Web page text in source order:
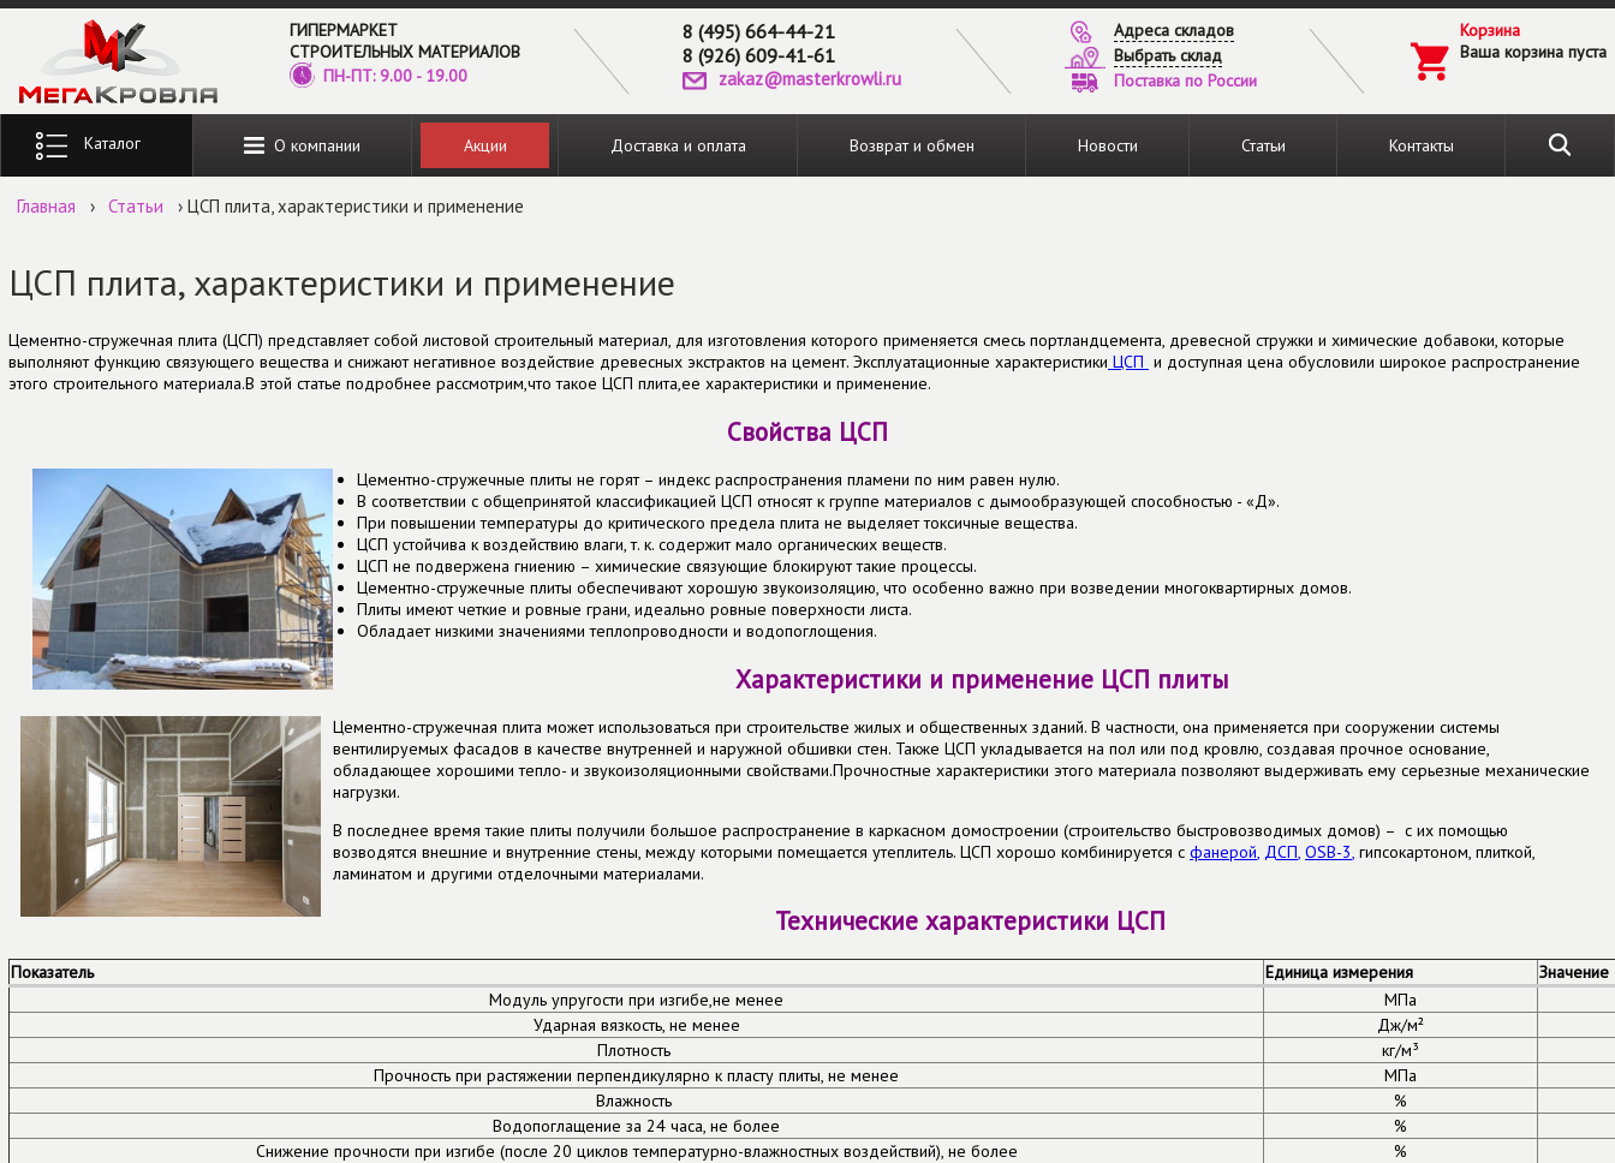
Перейти к основному содержанию
ГИПЕРМАРКЕТ
СТРОИТЕЛЬНЫХ МАТЕРИАЛОВ
ПН-ПТ: 9.00 - 19.00
8 (495) 664-44-21
8 (926) 609-41-61
zakaz@masterkrowli.ru
Адреса складов
Выбрать склад
Поставка по России
Корзина
Ваша корзина пуста
О компании Акции Доставка и оплата Возврат и обмен Новости Статьи Контакты
Введите ключевые слова для поиска
Главная › Статьи › ЦСП плита, характеристики и применение
ЦСП плита, характеристики и применение
Цементно-стружечная плита (ЦСП) представляет собой листовой строительный материал, для изготовления которого применяется смесь портландцемента, древесной стружки и химические добавоки, которые
выполняют функцию связующего вещества и снижают негативное воздействие древесных экстрактов на цемент. Эксплуатационные характеристики ЦСП и доступная цена обусловили широкое распространение
этого строительного материала.В этой статье подробнее рассмотрим,что такое ЦСП плита,ее характеристики и применение.
Свойства ЦСП
Цементно-стружечные плиты не горят – индекс распространения пламени по ним равен нулю.
В соответствии с общепринятой классификацией ЦСП относят к группе материалов с дымообразующей способностью - «Д».
При повышении температуры до критического предела плита не выделяет токсичные вещества.
ЦСП устойчива к воздействию влаги, т. к. содержит мало органических веществ.
ЦСП не подвержена гниению – химические связующие блокируют такие процессы.
Цементно-стружечные плиты обеспечивают хорошую звукоизоляцию, что особенно важно при возведении многоквартирных домов.
Плиты имеют четкие и ровные грани, идеально ровные поверхности листа.
Обладает низкими значениями теплопроводности и водопоглощения.
Характеристики и применение ЦСП плиты
Цементно-стружечная плита может использоваться при строительстве жилых и общественных зданий. В частности, она применяется при сооружении системы
вентилируемых фасадов в качестве внутренней и наружной обшивки стен. Также ЦСП укладывается на пол или под кровлю, создавая прочное основание,
обладающее хорошими тепло- и звукоизоляционными свойствами.Прочностные характеристики этого материала позволяют выдерживать ему серьезные механические
нагрузки.
В последнее время такие плиты получили большое распространение в каркасном домостроении (строительство быстровозводимых домов) – с их помощью
возводятся внешние и внутренние стены, между которыми помещается утеплитель. ЦСП хорошо комбинируется с фанерой, ДСП, OSB-3, гипсокартоном, плиткой,
ламинатом и другими отделочными материалами.
Технические характеристики ЦСП
Показатель Единица измерения
Значение
Модуль упругости при изгибе,не менее
МПа
Ударная вязкость, не менее
Дж/м²
Плотность
кг/м³
Прочность при растяжении перпендикулярно к пласту плиты, не менее
МПа
Влажность
%
Водопоглащение за 24 часа, не более
%
Снижение прочности при изгибе (после 20 циклов температурно-влажностных воздействий), не более
%